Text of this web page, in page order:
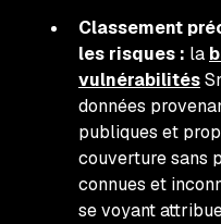
Classement
les risques : la
vulnérabilités
données
publiques et
couverture sans
connues et
se voyant